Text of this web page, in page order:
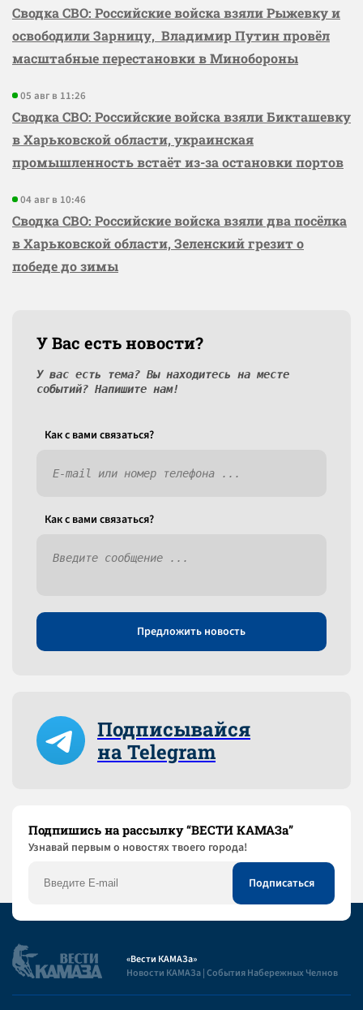
Сводка СВО: Российские войска взяли Рыжевку и
освободили Зарницу, Владимир Путин провёл
масштабные перестановки в Минобороны
05 авг в 11:26
Сводка СВО: Российские войска взяли Бикташевку
в Харьковской области, украинская
промышленность встаёт из-за остановки портов
04 авг в 10:46
Сводка СВО: Российские войска взяли два посёлка
в Харьковской области, Зеленский грезит о
победе до зимы
У Вас есть новости?
У вас есть тема? Вы находитесь на месте
событий? Напишите нам!
Как c вами связаться?
Как c вами связаться?
Предложить новость
Подписывайся
на Telegram
Подпишись на рассылку “ВЕСТИ КАМАЗа”
Узнaвай первым о новостях твоего города!
«Вести КАМАЗа»
Новости КАМАЗа | События Набережных Челнов